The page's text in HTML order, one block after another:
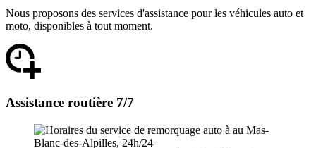
Nous proposons des services d'assistance pour les véhicules auto et
moto, disponibles à tout moment.
Assistance routière 7/7